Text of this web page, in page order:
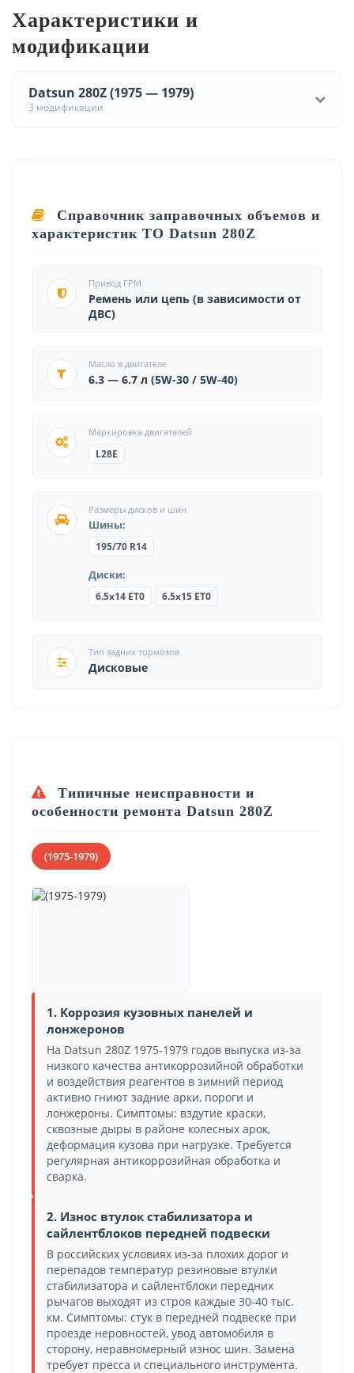
Характеристики и
модификации
Datsun 280Z (1975 — 1979)
3 модификации
Справочник заправочных объемов и
характеристик ТО Datsun 280Z
Привод ГРМ
Ремень или цепь (в зависимости от
ДВС)
Масло в двигателе
6.3 — 6.7 л (5W-30 / 5W-40)
Маркировка двигателей
L28E
Размеры дисков и шин
Шины:
195/70 R14
Диски:
6.5x14 ET0 6.5x15 ET0
Тип задних тормозов
Дисковые
Типичные неисправности и
особенности ремонта Datsun 280Z
(1975-1979)
1. Коррозия кузовных панелей и
лонжеронов
На Datsun 280Z 1975-1979 годов выпуска из-за
низкого качества антикоррозийной обработки
и воздействия реагентов в зимний период
активно гниют задние арки, пороги и
лонжероны. Симптомы: вздутие краски,
сквозные дыры в районе колесных арок,
деформация кузова при нагрузке. Требуется
регулярная антикоррозийная обработка и
сварка.
2. Износ втулок стабилизатора и
сайлентблоков передней подвески
В российских условиях из-за плохих дорог и
перепадов температур резиновые втулки
стабилизатора и сайлентблоки передних
рычагов выходят из строя каждые 30-40 тыс.
км. Симптомы: стук в передней подвеске при
проезде неровностей, увод автомобиля в
сторону, неравномерный износ шин. Замена
требует пресса и специального инструмента.